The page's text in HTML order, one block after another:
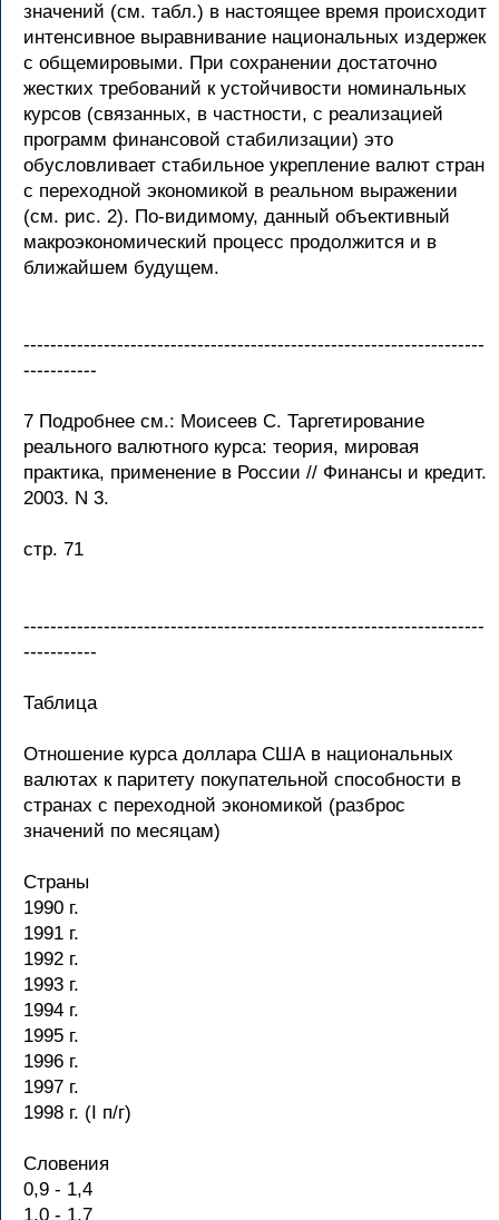
значений (см. табл.) в настоящее время происходит
интенсивное выравнивание национальных издержек
с общемировыми. При сохранении достаточно
жестких требований к устойчивости номинальных
курсов (связанных, в частности, с реализацией
программ финансовой стабилизации) это
обусловливает стабильное укрепление валют стран
с переходной экономикой в реальном выражении
(см. рис. 2). По-видимому, данный объективный
макроэкономический процесс продолжится и в
ближайшем будущем.
---------------------------------------------------------------------
-----------
7 Подробнее см.: Моисеев С. Таргетирование
реального валютного курса: теория, мировая
практика, применение в России // Финансы и кредит.
2003. N 3.
стр. 71
---------------------------------------------------------------------
-----------
Таблица
Отношение курса доллара США в национальных
валютах к паритету покупательной способности в
странах с переходной экономикой (разброс
значений по месяцам)
Страны
1990 г.
1991 г.
1992 г.
1993 г.
1994 г.
1995 г.
1996 г.
1997 г.
1998 г. (I п/г)
Словения
0,9 - 1,4
1,0 - 1,7